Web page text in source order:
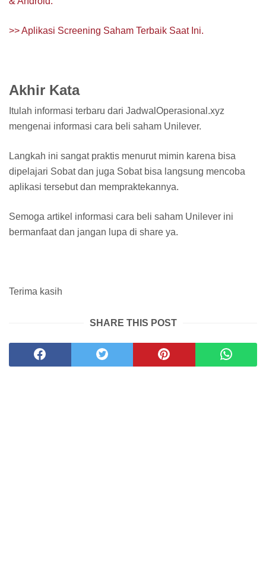
>> Aplikasi Screening Saham Terbaik Saat Ini.
Akhir Kata
Itulah informasi terbaru dari JadwalOperasional.xyz
mengenai informasi cara beli saham Unilever.
Langkah ini sangat praktis menurut mimin karena bisa
dipelajari Sobat dan juga Sobat bisa langsung mencoba
aplikasi tersebut dan mempraktekannya.
Semoga artikel informasi cara beli saham Unilever ini
bermanfaat dan jangan lupa di share ya.
Terima kasih
SHARE THIS POST